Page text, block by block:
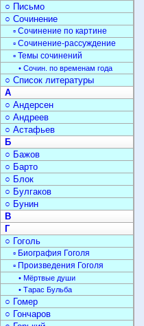
○ Письмо
○ Сочинение
▫ Сочинение по картине
▫ Сочинение-рассуждение
▫ Темы сочинений
• Сочин. по временам года
○ Список литературы
А
○ Андерсен
○ Андреев
○ Астафьев
Б
○ Бажов
○ Барто
○ Блок
○ Булгаков
○ Бунин
В
Г
○ Гоголь
▫ Биография Гоголя
▫ Произведения Гоголя
• Мёртвые души
• Тарас Бульба
○ Гомер
○ Гончаров